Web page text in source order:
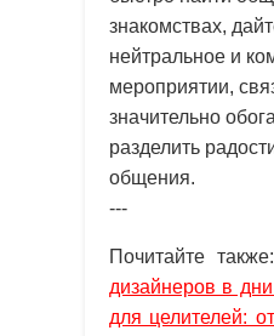
знакомствах,
нейтральное и
мероприятии,
значительно
разделить
общения.
---
Почитайте также:
дизайнеров в
для целителей: